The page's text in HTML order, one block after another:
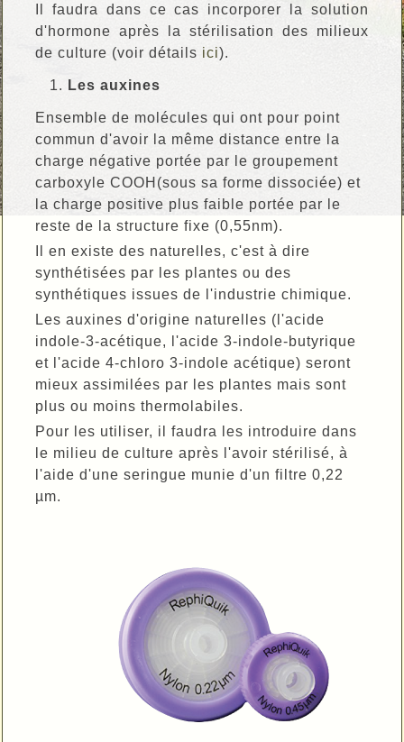
Il faudra dans ce cas incorporer la solution
d'hormone après la stérilisation des milieux
de culture (voir détails ici).
Les auxines
Ensemble de molécules qui ont pour point
commun d'avoir la même distance entre la
charge négative portée par le groupement
carboxyle COOH(sous sa forme dissociée) et
la charge positive plus faible portée par le
reste de la structure fixe (0,55nm).
Il en existe des naturelles, c'est à dire
synthétisées par les plantes ou des
synthétiques issues de l'industrie chimique.
Les auxines d'origine naturelles (l'acide
indole-3-acétique, l'acide 3-indole-butyrique
et l'acide 4-chloro 3-indole acétique) seront
mieux assimilées par les plantes mais sont
plus ou moins thermolabiles.
Pour les utiliser, il faudra les introduire dans
le milieu de culture après l'avoir stérilisé, à
l'aide d'une seringue munie d'un filtre 0,22
µm.